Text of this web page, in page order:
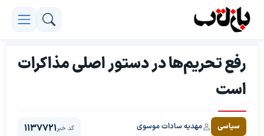
رفع تحریم‌ها در دستور اصلی مذاکرات
است
سیاسی مهدیه سادات موسوی کد خبر1137721